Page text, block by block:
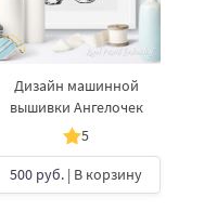
Дизайн машинной
вышивки Ангелочек
5
500 руб. | В корзину